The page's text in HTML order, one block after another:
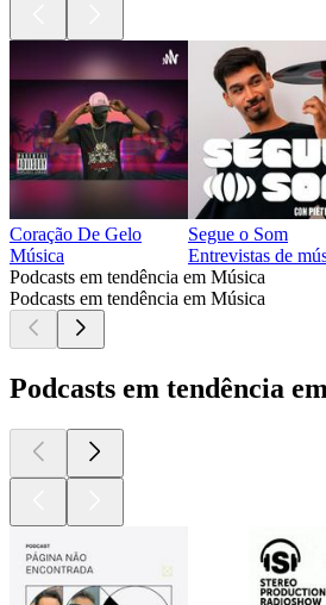
Coração De Gelo
Música
Segue o Som
Entrevistas de
Podcasts em tendência em Música
Podcasts em tendência em Música
Podcasts em tendência